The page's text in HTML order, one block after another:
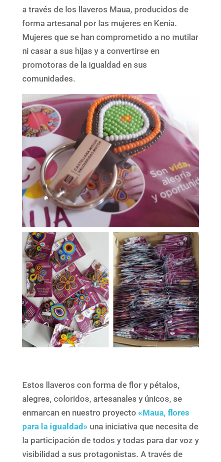
a través de los llaveros Maua, producidos de
forma artesanal por las mujeres en Kenia.
Mujeres que se han comprometido a no mutilar
ni casar a sus hijas y a convertirse en
promotoras de la igualdad en sus
comunidades.
Estos llaveros con forma de flor y pétalos,
alegres, coloridos, artesanales y únicos, se
enmarcan en nuestro proyecto «Maua, flores
para la igualdad» una iniciativa que necesita de
la participación de todos y todas para dar voz y
visibilidad a sus protagonistas. A través de